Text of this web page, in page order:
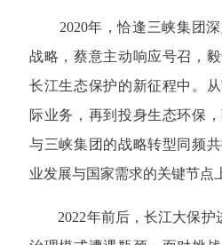
2020年，恰逢三峡集团
战略，蔡意主动响应号召，
长江生态保护的新征程中。
际业务，再到投身生态环保
与三峡集团的战略转型同频
业发展与国家需求的关键节点
2022年前后，长江大保护